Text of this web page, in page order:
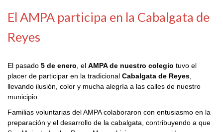
El AMPA participa en la Cabalgata de
Reyes
El pasado 5 de enero , el AMPA de nuestro colegio tuvo el
placer de participar en la tradicional Cabalgata de Reyes
llevando ilusión, color y mucha alegría a las calles de nuestro
municipio.
Familias voluntarias del AMPA colaboraron con entusiasmo en la
preparación y el desarrollo de la cabalgata, contribuyendo a que